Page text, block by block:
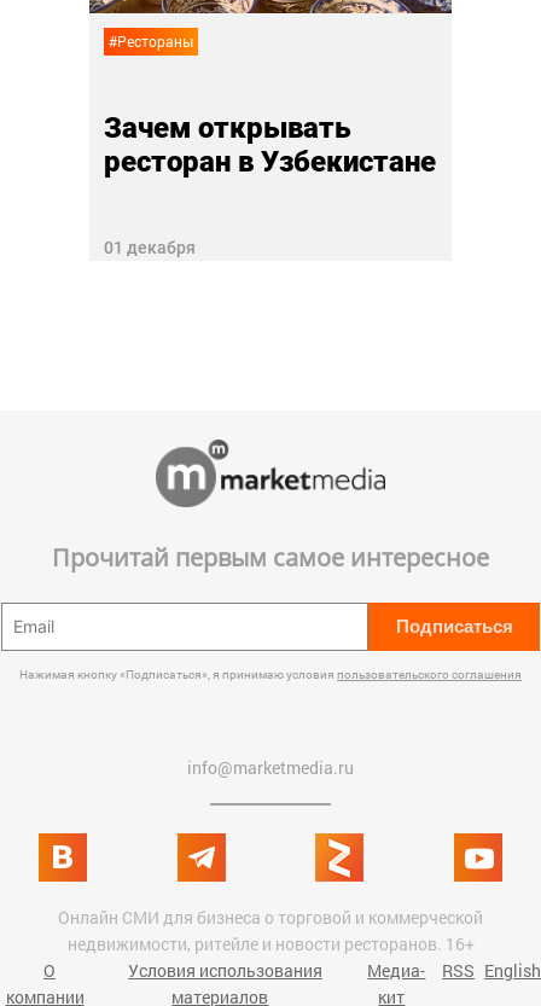
#Рестораны
Зачем открывать
ресторан в Узбекистане
01 декабря
Прочитай первым самое интересное
Подписаться
Нажимая кнопку «Подписаться», я принимаю условия пользовательского соглашения
info@marketmedia.ru
Онлайн СМИ для бизнеса о торговой и коммерческой
недвижимости, ритейле и новости ресторанов. 16+
О
компании
Условия использования
материалов
Медиа-
кит
RSS English